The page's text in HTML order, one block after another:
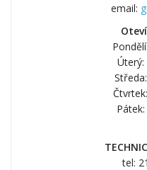
email:
Úterý:
tel: